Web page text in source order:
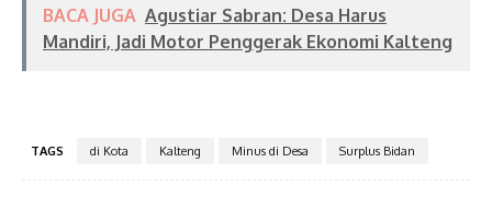
BACA JUGA Agustiar Sabran: Desa Harus
Mandiri, Jadi Motor Penggerak Ekonomi Kalteng
TAGS di Kota Kalteng Minus di Desa Surplus Bidan